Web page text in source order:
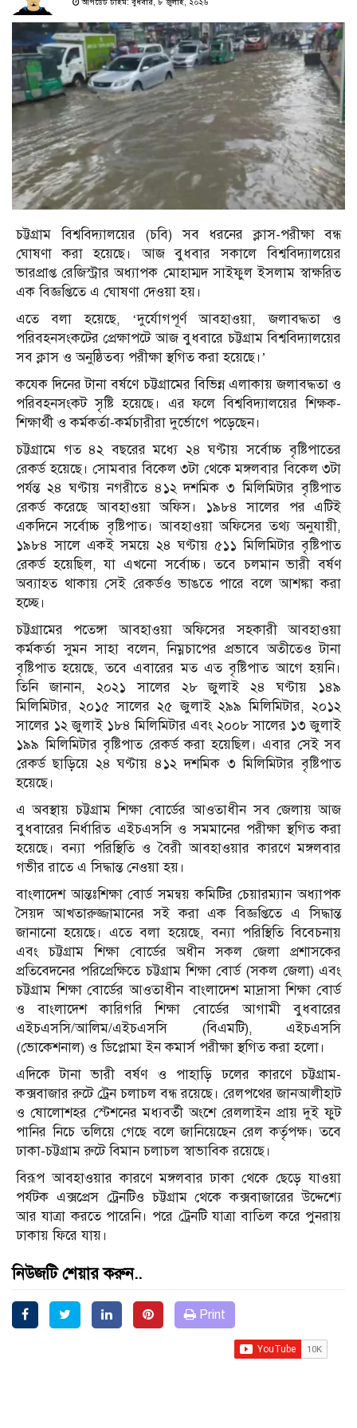
আপডেট টাইম: বুধবার, ৮ জুলাই, ২০২৬
চট্টগ্রাম বিশ্ববিদ্যালয়ের (চবি) সব ধরনের ক্লাস-পরীক্ষা বন্ধ
ঘোষণা করা হয়েছে। আজ বুধবার সকালে বিশ্ববিদ্যালয়ের
ভারপ্রাপ্ত রেজিস্ট্রার অধ্যাপক মোহাম্মদ সাইফুল ইসলাম স্বাক্ষরিত
এক বিজ্ঞপ্তিতে এ ঘোষণা দেওয়া হয়।
এতে বলা হয়েছে, ‘দুর্যোগপূর্ণ আবহাওয়া, জলাবদ্ধতা ও
পরিবহনসংকটের প্রেক্ষাপটে আজ বুধবারে চট্টগ্রাম বিশ্ববিদ্যালয়ের
সব ক্লাস ও অনুষ্ঠিতব্য পরীক্ষা স্থগিত করা হয়েছে।’
কযেক দিনের টানা বর্ষণে চট্টগ্রামের বিভিন্ন এলাকায় জলাবদ্ধতা ও
পরিবহনসংকট সৃষ্টি হয়েছে। এর ফলে বিশ্ববিদ্যালয়ের শিক্ষক-
শিক্ষার্থী ও কর্মকর্তা-কর্মচারীরা দুর্ভোগে পড়েছেন।
চট্টগ্রামে গত ৪২ বছরের মধ্যে ২৪ ঘণ্টায় সর্বোচ্চ বৃষ্টিপাতের
রেকর্ড হয়েছে। সোমবার বিকেল ৩টা থেকে মঙ্গলবার বিকেল ৩টা
পর্যন্ত ২৪ ঘণ্টায় নগরীতে ৪১২ দশমিক ৩ মিলিমিটার বৃষ্টিপাত
রেকর্ড করেছে আবহাওয়া অফিস। ১৯৮৪ সালের পর এটিই
একদিনে সর্বোচ্চ বৃষ্টিপাত। আবহাওয়া অফিসের তথ্য অনুযায়ী,
১৯৮৪ সালে একই সময়ে ২৪ ঘণ্টায় ৫১১ মিলিমিটার বৃষ্টিপাত
রেকর্ড হয়েছিল, যা এখনো সর্বোচ্চ। তবে চলমান ভারী বর্ষণ
অব্যাহত থাকায় সেই রেকর্ডও ভাঙতে পারে বলে আশঙ্কা করা
হচ্ছে।
চট্টগ্রামের পতেঙ্গা আবহাওয়া অফিসের সহকারী আবহাওয়া
কর্মকর্তা সুমন সাহা বলেন, নিম্নচাপের প্রভাবে অতীতেও টানা
বৃষ্টিপাত হয়েছে, তবে এবারের মত এত বৃষ্টিপাত আগে হয়নি।
তিনি জানান, ২০২১ সালের ২৮ জুলাই ২৪ ঘণ্টায় ১৪৯
মিলিমিটার, ২০১৫ সালের ২৫ জুলাই ২৯৯ মিলিমিটার, ২০১২
সালের ১২ জুলাই ১৮৪ মিলিমিটার এবং ২০০৮ সালের ১৩ জুলাই
১৯৯ মিলিমিটার বৃষ্টিপাত রেকর্ড করা হয়েছিল। এবার সেই সব
রেকর্ড ছাড়িয়ে ২৪ ঘণ্টায় ৪১২ দশমিক ৩ মিলিমিটার বৃষ্টিপাত
হয়েছে।
এ অবস্থায় চট্টগ্রাম শিক্ষা বোর্ডের আওতাধীন সব জেলায় আজ
বুধবারের নির্ধারিত এইচএসসি ও সমমানের পরীক্ষা স্থগিত করা
হয়েছে। বন্যা পরিস্থিতি ও বৈরী আবহাওয়ার কারণে মঙ্গলবার
গভীর রাতে এ সিদ্ধান্ত নেওয়া হয়।
বাংলাদেশ আন্তঃশিক্ষা বোর্ড সমন্বয় কমিটির চেয়ারম্যান অধ্যাপক
সৈয়দ আখতারুজ্জামানের সই করা এক বিজ্ঞপ্তিতে এ সিদ্ধান্ত
জানানো হয়েছে। এতে বলা হয়েছে, বন্যা পরিস্থিতি বিবেচনায়
এবং চট্টগ্রাম শিক্ষা বোর্ডের অধীন সকল জেলা প্রশাসকের
প্রতিবেদনের পরিপ্রেক্ষিতে চট্টগ্রাম শিক্ষা বোর্ড (সকল জেলা) এবং
চট্টগ্রাম শিক্ষা বোর্ডের আওতাধীন বাংলাদেশ মাদ্রাসা শিক্ষা বোর্ড
ও বাংলাদেশ কারিগরি শিক্ষা বোর্ডের আগামী বুধবারের
এইচএসসি/আলিম/এইচএসসি (বিএমটি), এইচএসসি
(ভোকেশনাল) ও ডিপ্লোমা ইন কমার্স পরীক্ষা স্থগিত করা হলো।
এদিকে টানা ভারী বর্ষণ ও পাহাড়ি ঢলের কারণে চট্টগ্রাম-
কক্সবাজার রুটে ট্রেন চলাচল বন্ধ রয়েছে। রেলপথের জানআলীহাট
ও ষোলোশহর স্টেশনের মধ্যবর্তী অংশে রেললাইন প্রায় দুই ফুট
পানির নিচে তলিয়ে গেছে বলে জানিয়েছেন রেল কর্তৃপক্ষ। তবে
ঢাকা-চট্টগ্রাম রুটে বিমান চলাচল স্বাভাবিক রয়েছে।
বিরূপ আবহাওয়ার কারণে মঙ্গলবার ঢাকা থেকে ছেড়ে যাওয়া
পর্যটক এক্সপ্রেস ট্রেনটিও চট্টগ্রাম থেকে কক্সবাজারের উদ্দেশ্যে
আর যাত্রা করতে পারেনি। পরে ট্রেনটি যাত্রা বাতিল করে পুনরায়
ঢাকায় ফিরে যায়।
নিউজটি শেয়ার করুন..
Print